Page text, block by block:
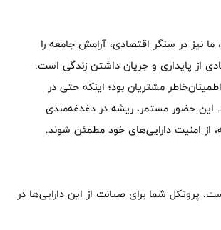
نیز در سنگر اقتصادی، آرامش جامعه را
از پایداری و جریان داشتن زندگی است.
مشتریان بود؛ اینکه حتی در
این حضور مستمر، ریشه در دغدغه‌مندی
از امنیت دارایی‌های خود مطمئن شوند.
پروتکل شما برای صیانت از این دارایی‌ها در